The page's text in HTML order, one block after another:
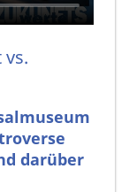
darüber